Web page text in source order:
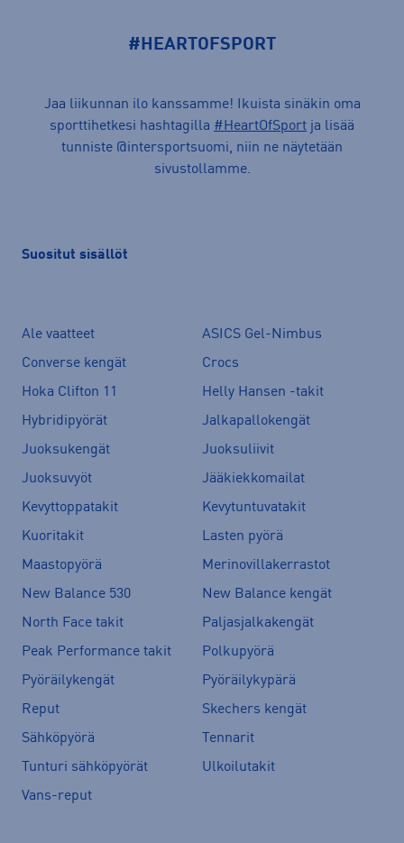
#HEARTOFSPORT
Jaa liikunnan ilo kanssamme! Ikuista sinäkin oma
sporttihetkesi hashtagilla #HeartOfSport ja lisää
tunniste @intersportsuomi, niin ne näytetään
sivustollamme.
Suositut sisällöt
Ale vaatteet
ASICS Gel-Nimbus
Converse kengät
Crocs
Hoka Clifton 11
Helly Hansen -takit
Hybridipyörät
Jalkapallokengät
Juoksukengät
Juoksuliivit
Juoksuvyöt
Jääkiekkomailat
Kevyttoppatakit
Kevytuntuvatakit
Kuoritakit
Lasten pyörä
Maastopyörä
Merinovillakerrastot
New Balance 530
New Balance kengät
North Face takit
Paljasjalkakengät
Peak Performance takit
Polkupyörä
Pyöräilykengät
Pyöräilykypärä
Reput
Skechers kengät
Sähköpyörä
Tennarit
Tunturi sähköpyörät
Ulkoilutakit
Vans-reput